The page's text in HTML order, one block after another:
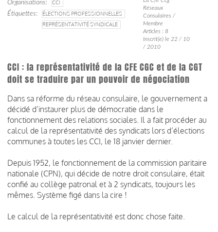
Organisations
CCI
Étiquettes
ÉLECTIONS PROFESSIONNELLES
REPRÉSENTATIVITÉ SYNDICALE
Réseaux
Consulaires /
Membre
Articles : 8
Inscrit(e) le 22 / 10
/ 2010
CCI : la représentativité de la CFE CGC et de la CGT
doit se traduire par un pouvoir de négociation
Dans sa réforme du réseau consulaire, le gouvernement a
décidé d’instaurer plus de démocratie dans le
fonctionnement des relations sociales. Il a fait procéder au
calcul de la représentativité des syndicats lors d’élections
communes à toutes les CCI, le 18 janvier dernier.
Depuis 1952, le fonctionnement de la commission paritaire
nationale (CPN), qui décide de notre droit consulaire, était
confié au collège patronal et à 2 syndicats, toujours les
mêmes. Système figé dans la cire !
Le calcul de la représentativité est donc chose faite.